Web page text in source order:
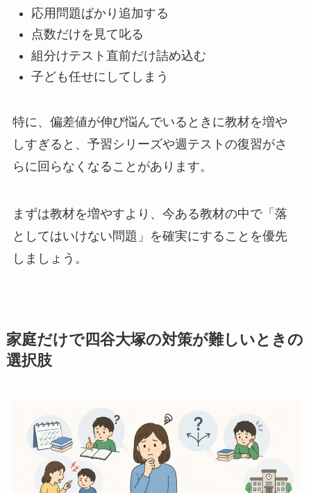
応用問題ばかり追加する
点数だけを見て叱る
組分けテスト直前だけ詰め込む
子ども任せにしてしまう
特に、偏差値が伸び悩んでいるときに教材を増や
しすぎると、予習シリーズや週テストの復習がさ
らに回らなくなることがあります。
まずは教材を増やすより、今ある教材の中で「落
としてはいけない問題」を確実にすることを優先
しましょう。
家庭だけで四谷大塚の対策が難しいときの
選択肢